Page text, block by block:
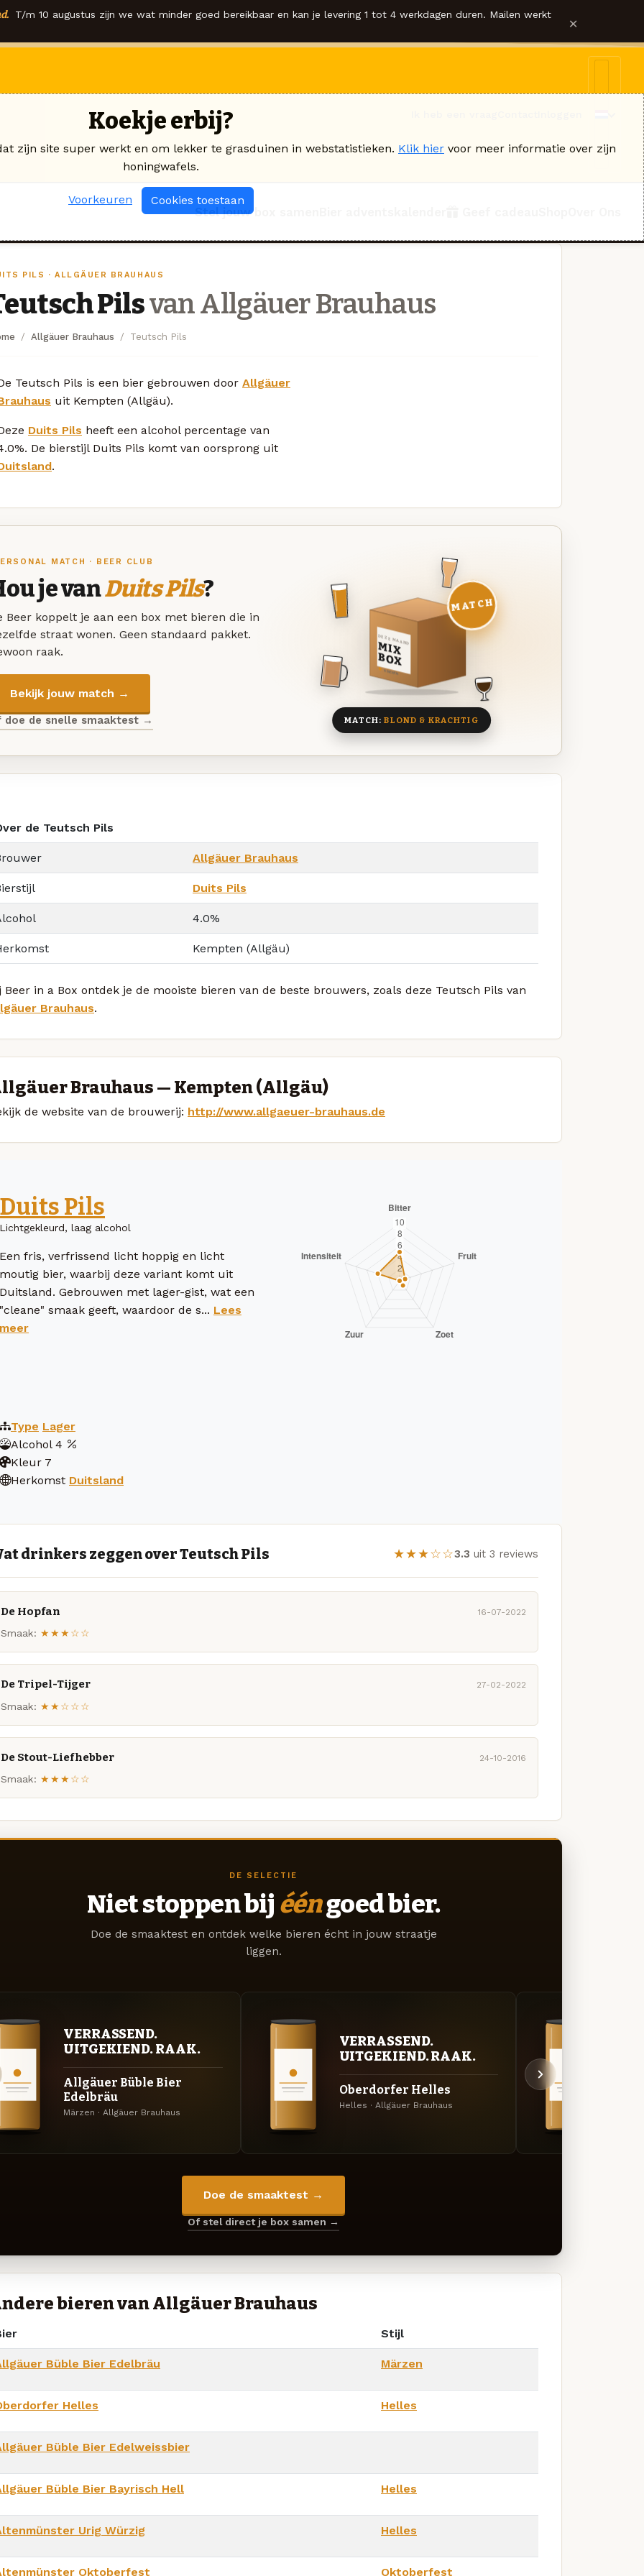
T/m 10 augustus zijn we wat minder goed bereikbaar en kan je levering 1 tot 4 werkdagen duren. Mailen werkt ×
Stel jouw box samen
PILS · ALLGÄUER BRAUHAUS
Pilsvan Allgäuer Brauhaus
Allgäuer Brauhaus Teutsch Pils
Teutsch Pils is een bier gebrouwen door Allgäuer
uit Kempten (Allgäu).
Duits Pils heeft een alcohol percentage van
De bierstijl Duits Pils komt van oorsprong uit
.
MATCH · BEER CLUB
je vanDuits Pils?
Beer koppelt je aan een box met bieren die in
straat wonen. Geen standaard pakket.
raak.
Bekijk jouw match →
doe de snelle smaaktest →
DEZE MAAND
MIX
BOX
8 BIEREN
MATCH
MATCH:BLOND & KRACHTIG
de Teutsch Pils
Allgäuer Brauhaus
Duits Pils
4.0%
Kempten (Allgäu)
Beer in a Box ontdek je de mooiste bieren van de beste brouwers, zoals deze Teutsch Pils van
Brauhaus.
Brauhaus — Kempten (Allgäu)
de website van de brouwerij: http://www.allgaeuer-brauhaus.de
Duits Pils
Lichtgekleurd, laag alcohol
Een fris, verfrissend licht hoppig en licht
moutig bier, waarbij deze variant komt uit
Duitsland. Gebrouwen met lager-gist, wat een
"cleane" smaak geeft, waardoor de s... Lees
meer
Type Lager
Alcohol 4
Kleur 7
Herkomst Duitsland
drinkers zeggen over Teutsch Pils ★★★☆☆3.3 uit 3 reviews
De Hopfan 16-07-2022
Smaak: ★★★☆☆
De Tripel-Tijger 27-02-2022
Smaak: ★★☆☆☆
De Stout-Liefhebber 24-10-2016
Smaak: ★★★☆☆
DE SELECTIE
Niet stoppen bij ééngoed bier.
Doe de smaaktest en ontdek welke bieren écht in jouw straatje
liggen.
VERRASSEND.
UITGEKIEND. RAAK.
Allgäuer Büble Bier
Edelbräu
Märzen · Allgäuer Brauhaus
VERRASSEND.
UITGEKIEND. RAAK.
Oberdorfer Helles
Helles · Allgäuer Brauhaus
Doe de smaaktest →
Of stel direct je box samen →
bieren van Allgäuer Brauhaus
Stijl
Büble Bier Edelbräu Märzen
Helles Helles
Büble Bier Edelweissbier
Büble Bier Bayrisch Hell Helles
Urig Würzig Helles
Oktoberfest Oktoberfest
Koekje erbij?
zijn site super werkt en om lekker te grasduinen in webstatistieken. Klik hier voor meer informatie over zijn
honingwafels.
Voorkeuren Cookies toestaan